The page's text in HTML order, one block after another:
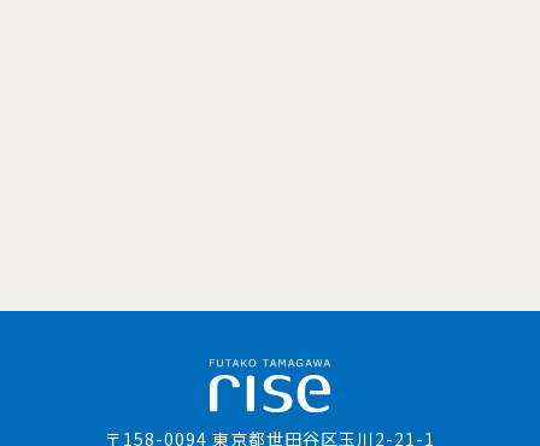
〒158-0094 東京都世田谷区玉川2-21-1